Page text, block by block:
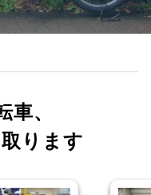
車、
ります